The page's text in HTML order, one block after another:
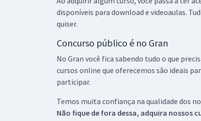
disponíveis para download e videoaulas.
quiser.
Concurso público é no Gran
No Gran você fica sabendo tudo o que
cursos online que oferecemos são ideais
participar.
Temos muita confiança na qualidade dos
Não fique de fora dessa, adquira nossos